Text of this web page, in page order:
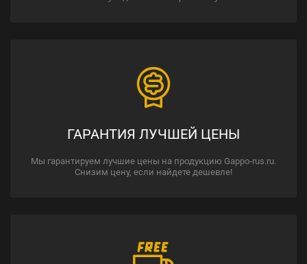
ГАРАНТИЯ ЛУЧШЕЙ ЦЕНЫ
Мы гарантируем лучшие цены на продукцию Gappo-rus.ru.
Снизим цену, если найдете дешевле!